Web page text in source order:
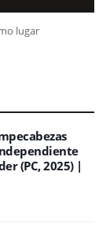
lugar
(PC, 2025) |